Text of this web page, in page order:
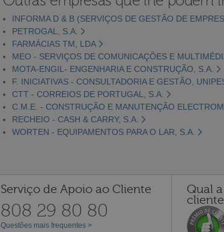
INFORMA D & B (SERVIÇOS DE GESTÃO DE
PETROGAL, S.A.
FARMÁCIAS TM, LDA
MEO - SERVIÇOS DE COMUNICAÇÕES E
MOTA-ENGIL- ENGENHARIA E CONSTRUÇÃO, S.A.
F. INICIATIVAS - CONSULTADORIA E GESTÃO,
CTT - CORREIOS DE PORTUGAL, S.A.
C.M.E. - CONSTRUÇÃO E MANUTENÇÃO
RECHEIO - CASH & CARRY, S.A.
WORTEN - EQUIPAMENTOS PARA O LAR, S.A.
Serviço de Apoio ao Cliente
808 29 80 80
Questões mais frequentes >
Qual